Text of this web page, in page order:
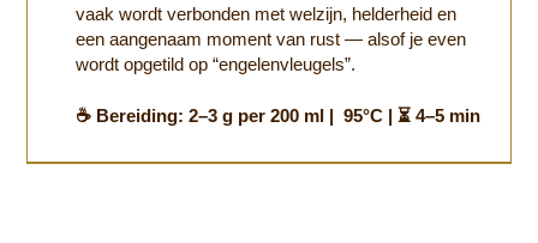
vaak wordt verbonden met welzijn, helderheid en
een aangenaam moment van rust — alsof je even
wordt opgetild op “engelenvleugels”.
☕ Bereiding: 2–3 g per 200 ml | 95°C | ⏳ 4–5 min